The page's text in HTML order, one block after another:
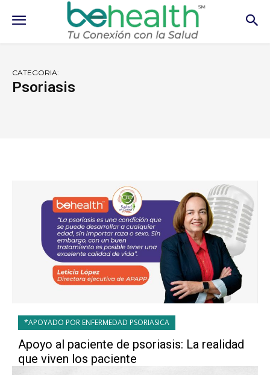
CATEGORIA:
Psoriasis
*APOYADO POR ENFERMEDAD PSORIASICA
Apoyo al paciente de psoriasis: La realidad
que viven los paciente